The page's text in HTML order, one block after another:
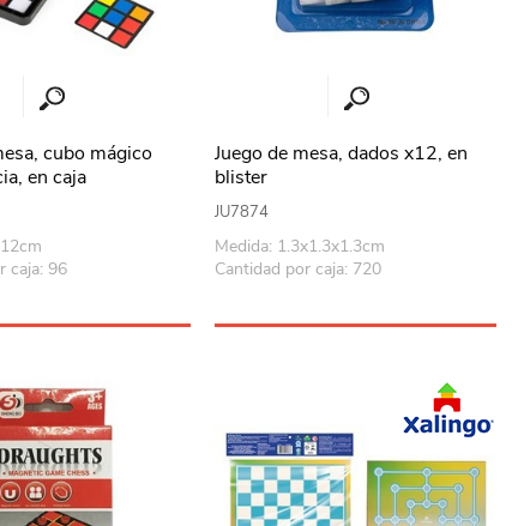
cubo mágico
en caja
caja: 96
Juego de mesa, dados x12, en
blister
JU7874
Medida: 1.3x1.3x1.3cm
Cantidad por caja: 720